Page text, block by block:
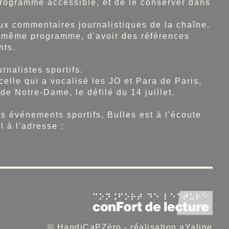
accessible, et de le conserver dans
commentaires journalistiques de la chaîne.
programme, d'avoir des références
sportifs.
qui a vocalisé les JO et Para de Paris,
Notre-Dame, le défilé du 14 juillet.
événements sportifs, Bulles est à l'écoute
à l'adresse :
© HandiCaPZéro - réalisation aYaline